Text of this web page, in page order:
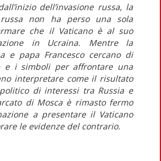
dell’invasione russa, la
russa non ha perso una sola
che il Vaticano è al suo
in Ucraina. Mentre la
e papa Francesco cercano di
e i simboli per affrontare una
interpretare come il risultato
di interessi tra Russia e
di Mosca è rimasto fermo
a presentare il Vaticano
le evidenze del contrario.